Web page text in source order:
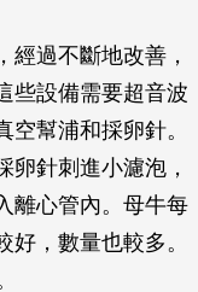
經過不斷地改善，
些設備需要超音波
幫浦和採卵針。
卵針刺進小濾泡，
離心管內。母牛每
，數量也較多。